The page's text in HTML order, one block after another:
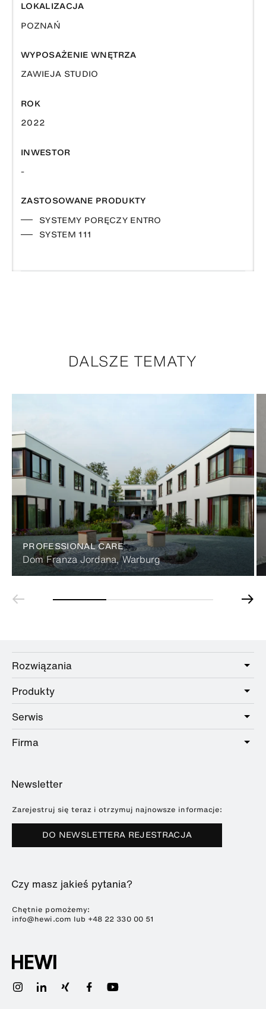
LOKALIZACJA
POZNAŃ
WYPOSAŻENIE WNĘTRZA
ZAWIEJA STUDIO
ROK
2022
INWESTOR
-
ZASTOSOWANE PRODUKTY
SYSTEMY PORĘCZY ENTRO
SYSTEM 111
DALSZE TEMATY
PROFESSIONAL CARE
Dom Franza Jordana, Warburg
Rozwiązania
Care
Public
Hotel
Produkty
Łazienki
Okucia
Wystawy
Serwis
Oferta usług
Broszury i katalogi
Downloads
Firma
Referencje
Prasa
Terminy targów
Zrównoważony rozwój
Newsletter
Zarejestruj się teraz i otrzymuj najnowsze informacje:
DO NEWSLETTERA REJESTRACJA
Czy masz jakieś pytania?
Chętnie pomożemy:
info@hewi.com lub +48 22 330 00 51